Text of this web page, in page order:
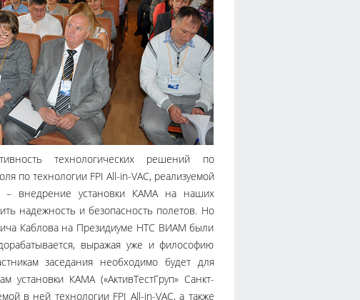
технологических решений по
по технологии FPI All-in-VAC, реализуемой
– внедрение установки КАМА на наших
надежность и безопасность полетов. Но
Каблова на Президиуме НТС ВИАМ были
выражая уже и философию
заседания необходимо будет для
установки КАМА («АктивТестГруп» Санкт-
в ней технологии FPI All-in-VAC, а также